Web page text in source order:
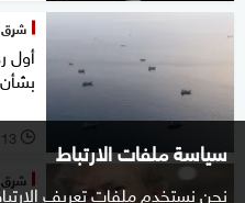
سياسة ملفات الارتباط
نحن نستخدم ملفات تعريف
أول
l 13 يوليو 2026